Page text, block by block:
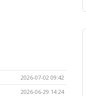
2026-07-02 09:42
2026-06-29 14:24